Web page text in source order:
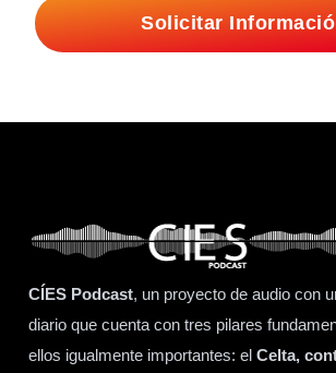
Solicitar
CÍES Podcast, un proyecto de audio con
diario que cuenta con tres pilares
ellos igualmente importantes: el Celta,